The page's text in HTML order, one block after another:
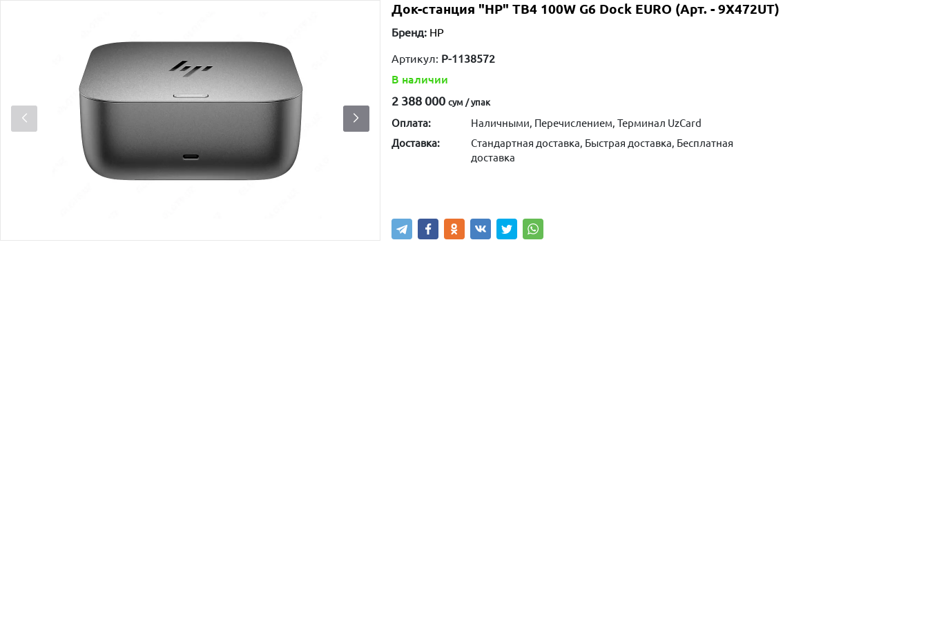
Док-станция "HP" TB4 100W G6 Dock EURO (Арт. - 9X472UT)
Бренд: HP
Артикул: P-1138572
В наличии
2 388 000 сум / упак
Оплата:
Наличными, Перечислением, Терминал UzCard
Доставка:
Стандартная доставка, Быстрая доставка, Бесплатная
доставка